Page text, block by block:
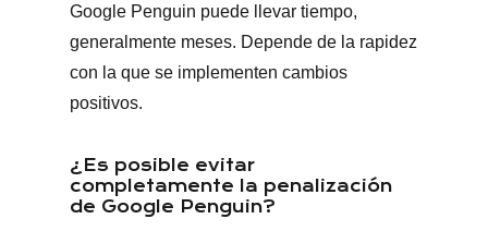
Google Penguin puede llevar tiempo,
generalmente meses. Depende de la rapidez
con la que se implementen cambios
positivos.
¿Es posible evitar
completamente la penalización
de Google Penguin?